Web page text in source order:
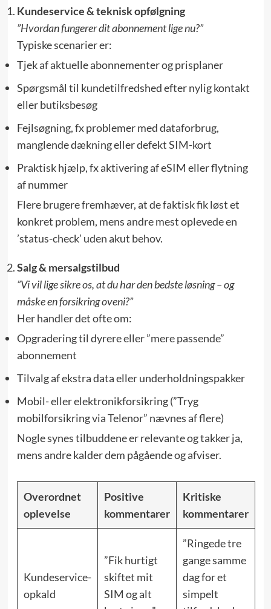
Kundeservice & teknisk opfølgning
”Hvordan fungerer dit abonnement lige nu?”
Typiske scenarier er:
Tjek af aktuelle abonnementer og prisplaner
Spørgsmål til kundetilfredshed efter nylig kontakt
eller butiksbesøg
Fejlsøgning, fx problemer med dataforbrug,
manglende dækning eller defekt SIM-kort
Praktisk hjælp, fx aktivering af eSIM eller flytning
af nummer
Flere brugere fremhæver, at de faktisk fik løst et
konkret problem, mens andre mest oplevede en
’status-check’ uden akut behov.
Salg & mer­salgs­tilbud
”Vi vil lige sikre os, at du har den bedste løsning – og
måske en forsikring oveni?”
Her handler det ofte om:
Opgradering til dyrere eller ”mere passende”
abonnement
Tilvalg af ekstra data eller underholdnings­pakker
Mobil- eller elektronik­forsikring (”Tryg
mobilforsikring via Telenor” nævnes af flere)
Nogle synes tilbuddene er relevante og takker ja,
mens andre kalder dem pågående og afviser.
Overordnet
oplevelse
Positive
kommentarer
Kritiske
kommentarer
Kundeservice-
opkald
”Fik hurtigt
skiftet mit
SIM og alt
”Ringede tre
gange samme
dag for et
simpelt